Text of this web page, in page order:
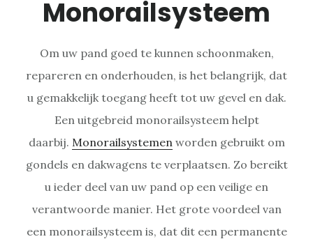
Monorailsysteem
Om uw pand goed te kunnen schoonmaken,
repareren en onderhouden, is het belangrijk, dat
u gemakkelijk toegang heeft tot uw gevel en dak.
Een uitgebreid monorailsysteem helpt
daarbij. Monorailsystemen worden gebruikt om
gondels en dakwagens te verplaatsen. Zo bereikt
u ieder deel van uw pand op een veilige en
verantwoorde manier. Het grote voordeel van
een monorailsysteem is, dat dit een permanente